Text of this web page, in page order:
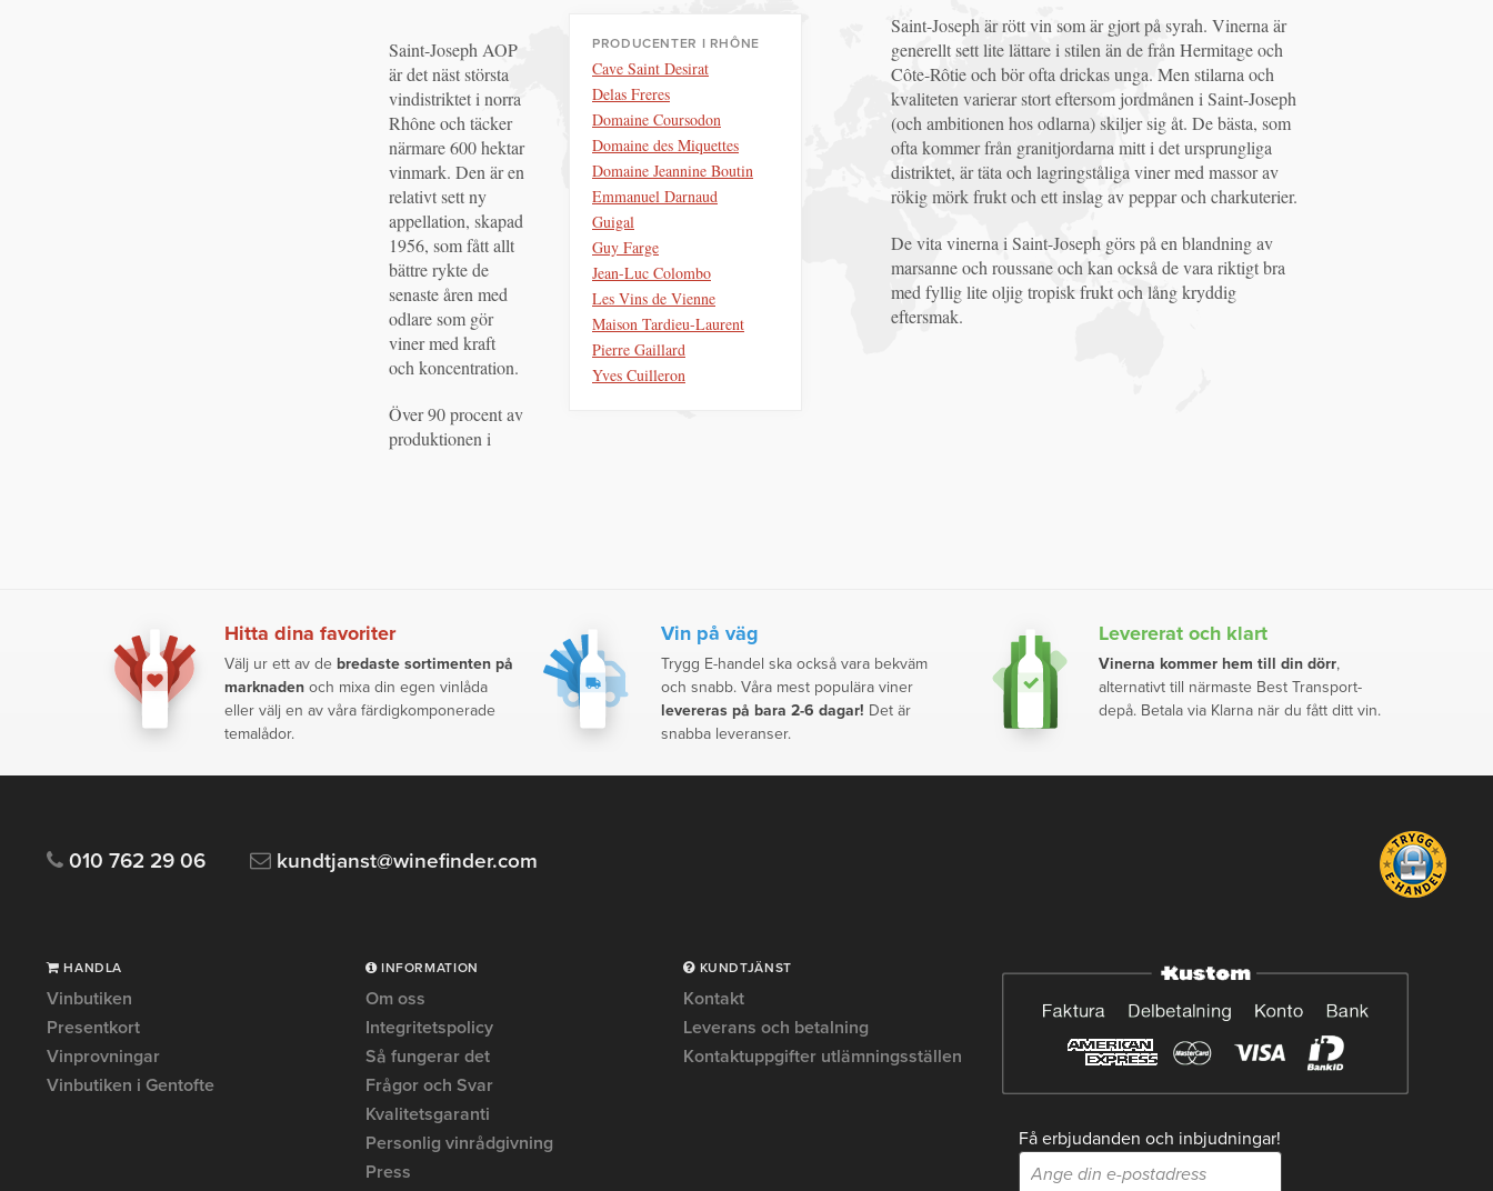
PRODUCENTER I RHÔNE
Cave Saint Desirat
Delas Freres
Domaine Coursodon
Domaine des Miquettes
Domaine Jeannine Boutin
Emmanuel Darnaud
Guigal
Guy Farge
Jean-Luc Colombo
Les Vins de Vienne
Maison Tardieu-Laurent
Pierre Gaillard
Yves Cuilleron
Saint-Joseph AOP
är det näst största
vindistriktet i norra
Rhône och täcker
närmare 600 hektar
vinmark. Den är en
relativt sett ny
appellation, skapad
1956, som fått allt
bättre rykte de
senaste åren med
odlare som gör
viner med kraft
och koncentration.
Över 90 procent av
produktionen i
Saint-Joseph är rött vin som är gjort på syrah. Vinerna är
generellt sett lite lättare i stilen än de från Hermitage och
Côte-Rôtie och bör ofta drickas unga. Men stilarna och
kvaliteten varierar stort eftersom jordmånen i Saint-Joseph
(och ambitionen hos odlarna) skiljer sig åt. De bästa, som
ofta kommer från granitjordarna mitt i det ursprungliga
distriktet, är täta och lagringståliga viner med massor av
rökig mörk frukt och ett inslag av peppar och charkuterier.
De vita vinerna i Saint-Joseph görs på en blandning av
marsanne och roussane och kan också de vara riktigt bra
med fyllig lite oljig tropisk frukt och lång kryddig
eftersmak.
Hitta dina favoriter
Välj ur ett av de bredaste sortimenten på
marknaden och mixa din egen vinlåda
eller välj en av våra färdigkomponerade
temalådor.
Vin på väg
Trygg E-handel ska också vara bekväm
och snabb. Våra mest populära viner
levereras på bara 2-6 dagar! Det är
snabba leveranser.
Levererat och klart
Vinerna kommer hem till din dörr,
alternativt till närmaste Best Transport-
depå. Betala via Klarna när du fått ditt vin.
010 762 29 06 kundtjanst@winefinder.com
HANDLA
Vinbutiken
Presentkort
Vinprovningar
Vinbutiken i Gentofte
INFORMATION
Om oss
Integritetspolicy
Så fungerar det
Frågor och Svar
Kvalitetsgaranti
Personlig vinrådgivning
Press
KUNDTJÄNST
Kontakt
Leverans och betalning
Kontaktuppgifter utlämningsställen
Få erbjudanden och inbjudningar!